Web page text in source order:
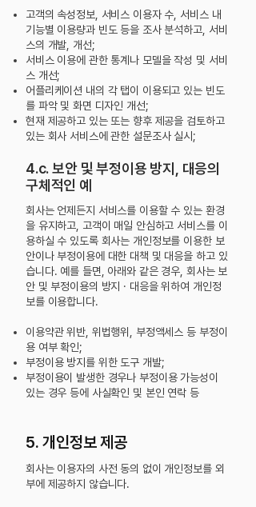
고객의 속성정보, 서비스 이용자 수, 서비스 내
기능별 이용량과 빈도 등을 조사 분석하고, 서비
스의 개발, 개선;
서비스 이용에 관한 통계나 모델을 작성 및 서비
스 개선;
어플리케이션 내의 각 탭이 이용되고 있는 빈도
를 파악 및 화면 디자인 개선;
현재 제공하고 있는 또는 향후 제공을 검토하고
있는 회사 서비스에 관한 설문조사 실시;
4.c. 보안 및 부정이용 방지, 대응의
구체적인 예
회사는 언제든지 서비스를 이용할 수 있는 환경
을 유지하고, 고객이 매일 안심하고 서비스를 이
용하실 수 있도록 회사는 개인정보를 이용한 보
안이나 부정이용에 대한 대책 및 대응을 하고 있
습니다. 예를 들면, 아래와 같은 경우, 회사는 보
안 및 부정이용의 방지 · 대응을 위하여 개인정
보를 이용합니다.
이용약관 위반, 위법행위, 부정액세스 등 부정이
용 여부 확인;
부정이용 방지를 위한 도구 개발;
부정이용이 발생한 경우나 부정이용 가능성이
있는 경우 등에 사실확인 및 본인 연락 등
5. 개인정보 제공
회사는 이용자의 사전 동의 없이 개인정보를 외
부에 제공하지 않습니다.